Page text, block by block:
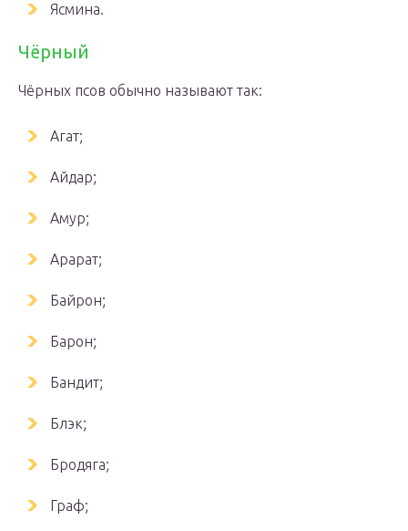
Ясмина.
Чёрный
Чёрных псов обычно называют так:
Агат;
Айдар;
Амур;
Арарат;
Байрон;
Барон;
Бандит;
Блэк;
Бродяга;
Граф;